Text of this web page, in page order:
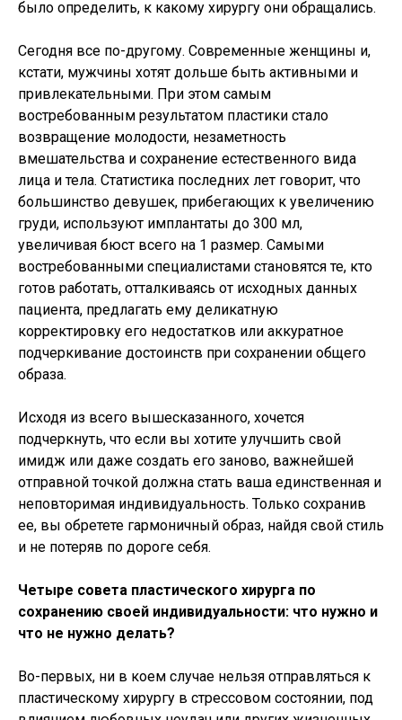
было определить, к какому хирургу они обращались.
Сегодня все по-другому. Современные женщины и,
кстати, мужчины хотят дольше быть активными и
привлекательными. При этом самым
востребованным результатом пластики стало
возвращение молодости, незаметность
вмешательства и сохранение естественного вида
лица и тела. Статистика последних лет говорит, что
большинство девушек, прибегающих к увеличению
груди, используют имплантаты до 300 мл,
увеличивая бюст всего на 1 размер. Самыми
востребованными специалистами становятся те, кто
готов работать, отталкиваясь от исходных данных
пациента, предлагать ему деликатную
корректировку его недостатков или аккуратное
подчеркивание достоинств при сохранении общего
образа.
Исходя из всего вышесказанного, хочется
подчеркнуть, что если вы хотите улучшить свой
имидж или даже создать его заново, важнейшей
отправной точкой должна стать ваша единственная и
неповторимая индивидуальность. Только сохранив
ее, вы обретете гармоничный образ, найдя свой стиль
и не потеряв по дороге себя.
Четыре совета пластического хирурга по
сохранению своей индивидуальности: что нужно и
что не нужно делать?
Во-первых, ни в коем случае нельзя отправляться к
пластическому хирургу в стрессовом состоянии, под